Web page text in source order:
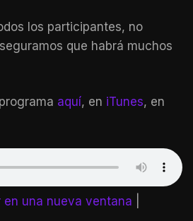
los participantes, no
que habrá muchos
aquí, en iTunes, en
en una nueva ventana